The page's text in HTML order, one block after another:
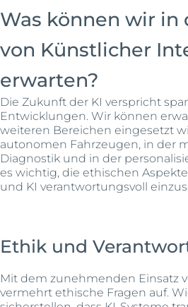
Was können wir
von Künstlicher
erwarten?
Die Zukunft der KI verspricht
Entwicklungen. Wir können
weiteren Bereichen eingesetzt
autonomen Fahrzeugen, in der
Diagnostik und in der
es wichtig, die ethischen
und KI verantwortungsvoll
Ethik und
Mit dem zunehmenden Einsatz
vermehrt ethische Fragen auf.